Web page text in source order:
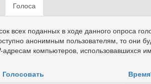
Голоса(активная
вкладка)
всех поданных в ходе данного опроса
анонимным пользователям, то они
адресам компьютеров, использовавшихся
Голосовать
Время